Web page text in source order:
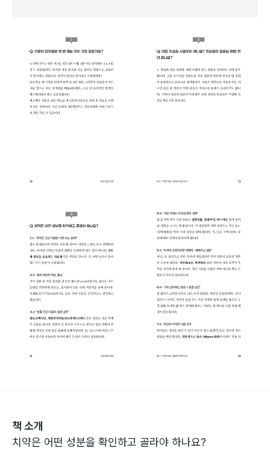
책 소개
치약은 어떤 성분을 확인하고 골라야 하나요?